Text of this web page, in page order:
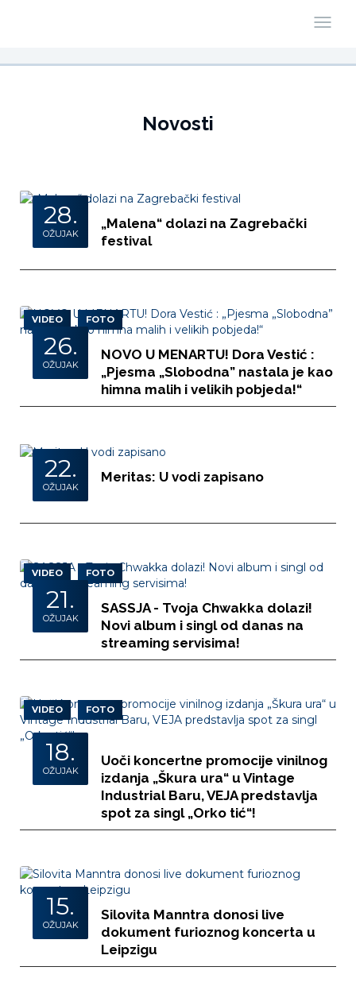
Novosti
28.
OŽUJAK
„Malena“ dolazi na Zagrebački
festival
VIDEO FOTO
26.
OŽUJAK
NOVO U MENARTU! Dora Vestić :
„Pjesma „Slobodna” nastala je kao
himna malih i velikih pobjeda!“
22.
OŽUJAK
Meritas: U vodi zapisano
VIDEO FOTO
21.
OŽUJAK
SASSJA - Tvoja Chwakka dolazi!
Novi album i singl od danas na
streaming servisima!
VIDEO FOTO
18.
OŽUJAK
Uoči koncertne promocije vinilnog
izdanja „Škura ura“ u Vintage
Industrial Baru, VEJA predstavlja
spot za singl „Orko tić“!
15.
OŽUJAK
Silovita Manntra donosi live
dokument furioznog koncerta u
Leipzigu